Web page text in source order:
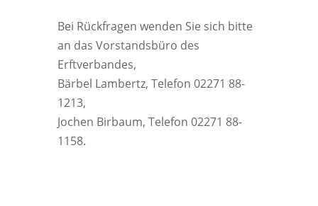
Bei Rückfragen wenden Sie sich bitte
an das Vorstandsbüro des
Erftverbandes,
Bärbel Lambertz, Telefon 02271 88-
1213,
Jochen Birbaum, Telefon 02271 88-
1158.